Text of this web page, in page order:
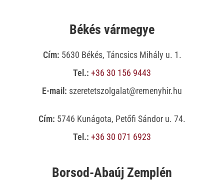
Békés vármegye
Cím: 5630 Békés, Táncsics Mihály u. 1.
Tel.: +36 30 156 9443
E-mail: szeretetszolgalat@remenyhir.hu
Cím: 5746 Kunágota, Petőfi Sándor u. 74.
Tel.: +36 30 071 6923
Borsod-Abaúj Zemplén